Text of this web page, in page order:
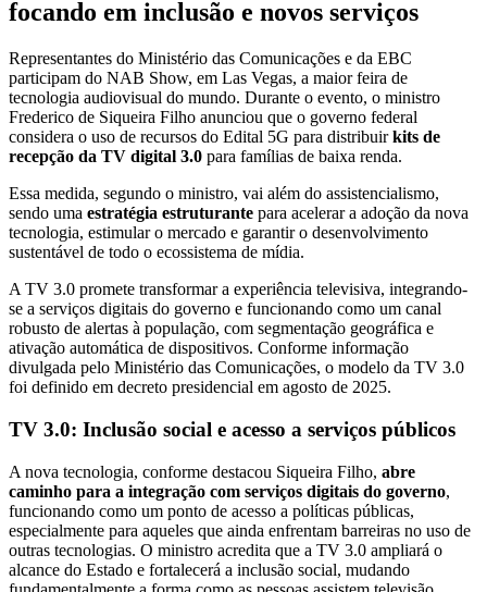
focando em inclusão e novos serviços
Representantes do Ministério das Comunicações e da EBC
participam do NAB Show, em Las Vegas, a maior feira de
tecnologia audiovisual do mundo. Durante o evento, o ministro
Frederico de Siqueira Filho anunciou que o governo federal
considera o uso de recursos do Edital 5G para distribuirkits de
recepção da TV digital 3.0 para famílias de baixa renda.
Essa medida, segundo o ministro, vai além do assistencialismo,
sendo uma estratégia estruturante para acelerar a adoção da nova
tecnologia, estimular o mercado e garantir o desenvolvimento
sustentável de todo o ecossistema de mídia.
A TV 3.0 promete transformar a experiência televisiva, integrando-
se a serviços digitais do governo e funcionando como um canal
robusto de alertas à população, com segmentação geográfica e
ativação automática de dispositivos. Conforme informação
divulgada pelo Ministério das Comunicações, o modelo da TV 3.0
foi definido em decreto presidencial em agosto de 2025.
TV 3.0: Inclusão social e acesso a serviços públicos
A nova tecnologia, conforme destacou Siqueira Filho, abre
caminho para a integração com serviços digitais do governo,
funcionando como um ponto de acesso a políticas públicas,
especialmente para aqueles que ainda enfrentam barreiras no uso de
outras tecnologias. O ministro acredita que a TV 3.0 ampliará o
alcance do Estado e fortalecerá a inclusão social, mudando